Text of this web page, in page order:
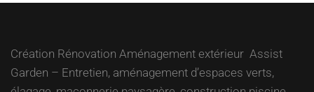
Création Rénovation Aménagement extérieur Assist
Garden – Entretien, aménagement d’espaces verts,